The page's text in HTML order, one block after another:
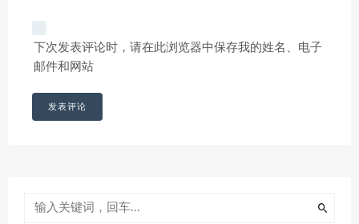
下次发表评论时，请在此浏览器中保存我的姓名、电子
邮件和网站